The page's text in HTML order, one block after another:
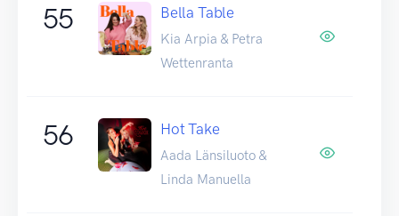
55 Bella Table
Kia Arpia & Petra
Wettenranta
56 Hot Take
Aada Länsiluoto &
Linda Manuella